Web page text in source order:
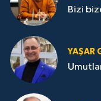
Bizi
YAŞAR